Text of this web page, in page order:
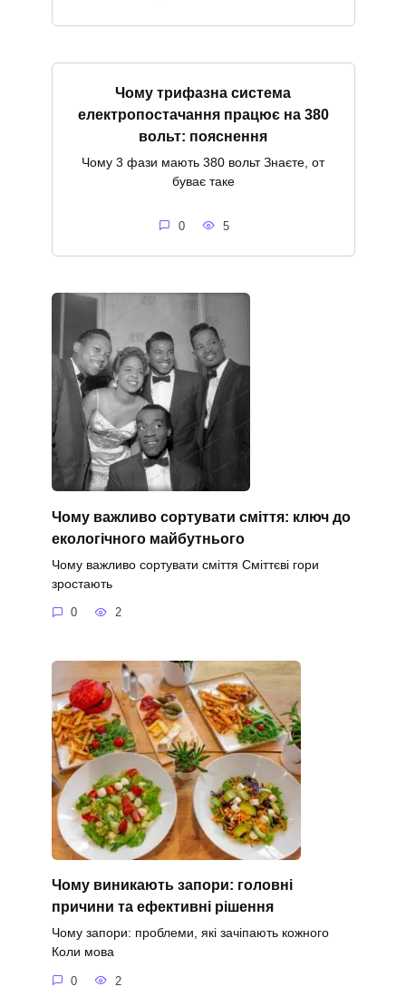
Чому трифазна система
електропостачання працює на 380
вольт: пояснення
Чому 3 фази мають 380 вольт Знаєте, от
буває таке
0 5
Чому важливо сортувати сміття: ключ до
екологічного майбутнього
Чому важливо сортувати сміття Сміттєві гори
зростають
0 2
Чому виникають запори: головні
причини та ефективні рішення
Чому запори: проблеми, які зачіпають кожного
Коли мова
0 2